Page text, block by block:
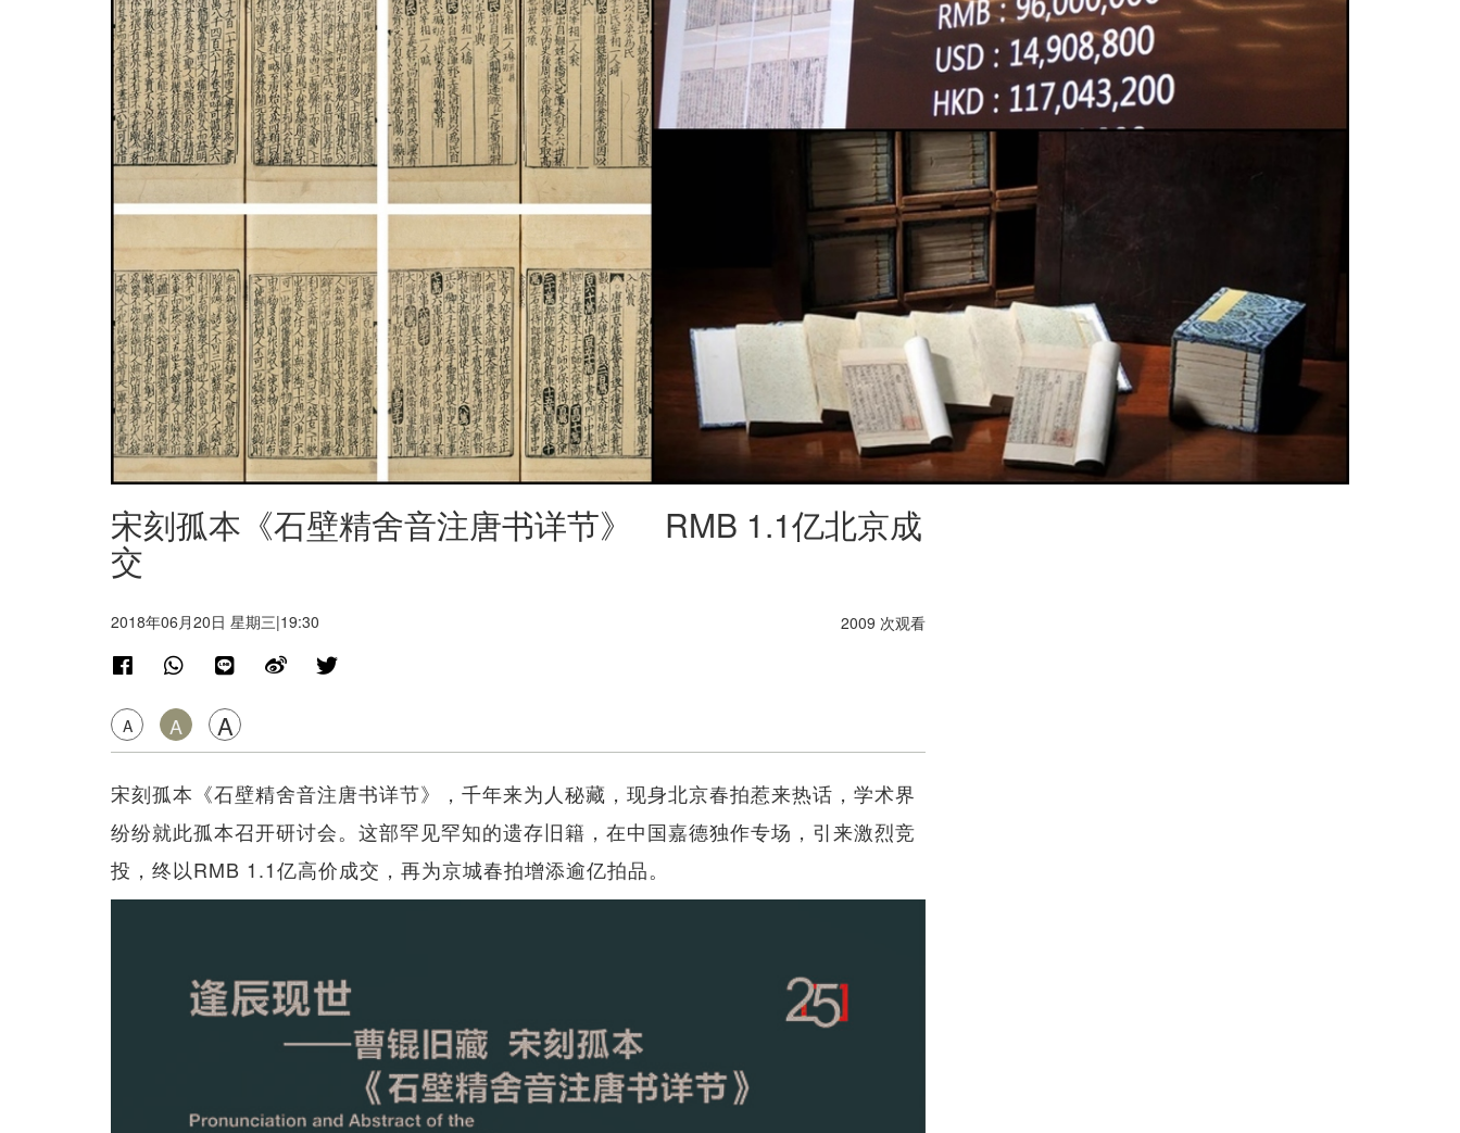
宋刻孤本《石壁精舍音注唐书详节》 RMB 1.1亿北京成
交
2018年06月20日 星期三|19:30
A A A
2009 次观看
宋刻孤本《石壁精舍音注唐书详节》，千年来为人秘藏，现身北京春拍惹来热话，学术界
纷纷就此孤本召开研讨会。这部罕见罕知的遗存旧籍，在中国嘉德独作专场，引来激烈竞
投，终以RMB 1.1亿高价成交，再为京城春拍增添逾亿拍品。